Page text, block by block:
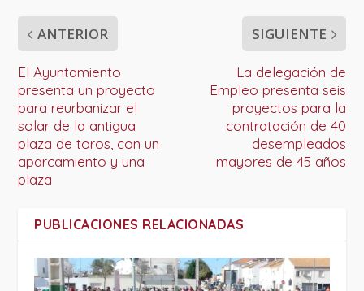
ANTERIOR
El Ayuntamiento
presenta un proyecto
para reurbanizar el
solar de la antigua
plaza de toros, con un
aparcamiento y una
plaza
SIGUIENTE
La delegación de
Empleo presenta seis
proyectos para la
contratación de 40
desempleados
mayores de 45 años
PUBLICACIONES RELACIONADAS